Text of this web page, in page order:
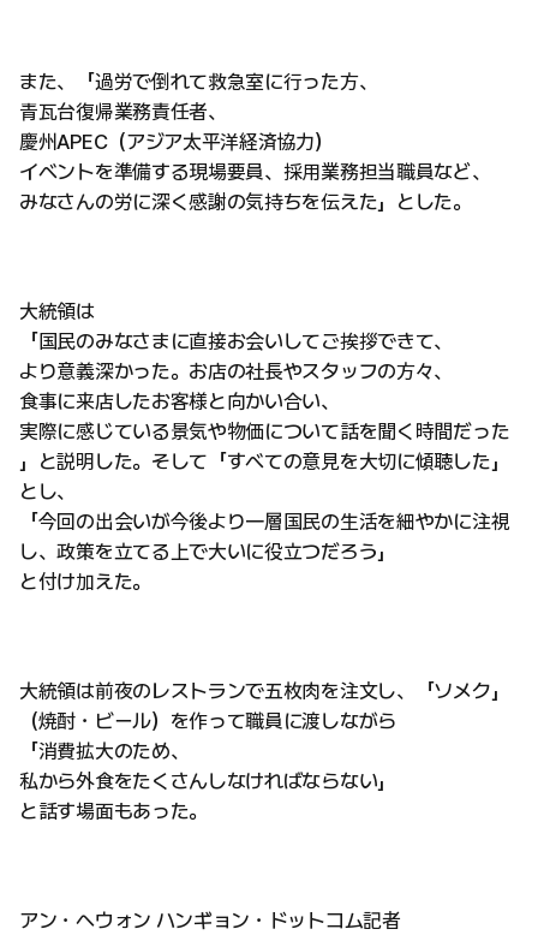
また、「過労で倒れて救急室に行った方、
青瓦台復帰業務責任者、
慶州APEC（アジア太平洋経済協力）
イベントを準備する現場要員、採用業務担当職員など、
みなさんの労に深く感謝の気持ちを伝えた」とした。
大統領は
「国民のみなさまに直接お会いしてご挨拶できて、
より意義深かった。お店の社長やスタッフの方々、
食事に来店したお客様と向かい合い、
実際に感じている景気や物価について話を聞く時間だった
」と説明した。そして「すべての意見を大切に傾聴した」
とし、
「今回の出会いが今後より一層国民の生活を細やかに注視
し、政策を立てる上で大いに役立つだろう」
と付け加えた。
大統領は前夜のレストランで五枚肉を注文し、「ソメク」
（焼酎・ビール）を作って職員に渡しながら
「消費拡大のため、
私から外食をたくさんしなければならない」
と話す場面もあった。
アン・ヘウォン ハンギョン・ドットコム記者